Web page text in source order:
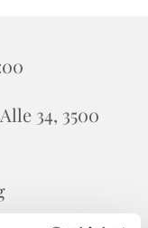
34, 3500